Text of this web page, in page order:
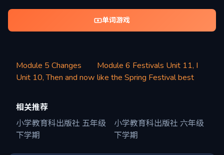
单词游戏
Module 5 Changes
Unit 10, Then and now
Module 6 Festivals Unit 11, I
like the Spring Festival best
相关推荐
小学教育科出版社 五年级
下学期
小学教育科出版社 六年级
下学期